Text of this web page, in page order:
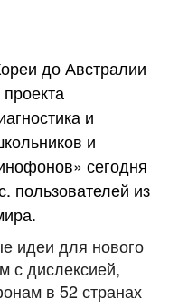
идеи для нового
с дислексией,
в 52 странах